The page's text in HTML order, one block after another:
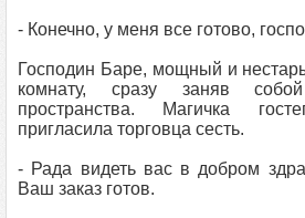
- Конечно, у меня все готово,
Господин Баре, мощный и
комнату, сразу заняв
пространства. Магичка
пригласила торговца сесть.
- Рада видеть вас в добром
Ваш заказ готов.